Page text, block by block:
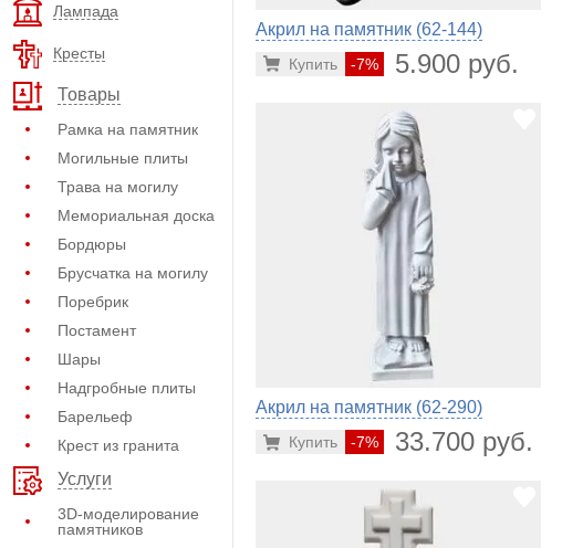
Лампада
Кресты
Товары
Рамка на памятник
Могильные плиты
Трава на могилу
Мемориальная доска
Бордюры
Брусчатка на могилу
Поребрик
Постамент
Шары
Надгробные плиты
Барельеф
Крест из гранита
Услуги
3D-моделирование
памятников
Акрил на памятник (62-144)
-7% 5.900 руб.
Купить
Акрил на памятник (62-290)
-7% 33.700 руб.
Купить